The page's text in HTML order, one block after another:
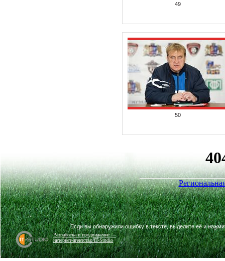
49
50
Разработка и продвижение —
интернет-агентство IT-Studio
Если вы обнаружили ошибку в тексте, выделите её и